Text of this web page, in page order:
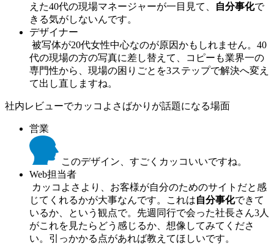
えた40代の現場マネージャーが一目見て、
自分事化で
きる気がしないんです。
デザイナー
被写体が20代女性中心なのが原因かもしれません。40
代の現場の方の写真に差し替えて、コピーも業界一の
専門性から、現場の困りごとを3ステップで解決へ変え
て出し直しますね。
社内レビューでカッコよさばかりが話題になる場面
営業
このデザイン、すごくカッコいいですね。
Web担当者
カッコよさより、お客様が自分のためのサイトだと感
じてくれるかが大事なんです。これは自分事化できて
いるか、という観点で。先週同行で会った社長さん3人
がこれを見たらどう感じるか、想像してみてくださ
い。引っかかる点があれば教えてほしいです。